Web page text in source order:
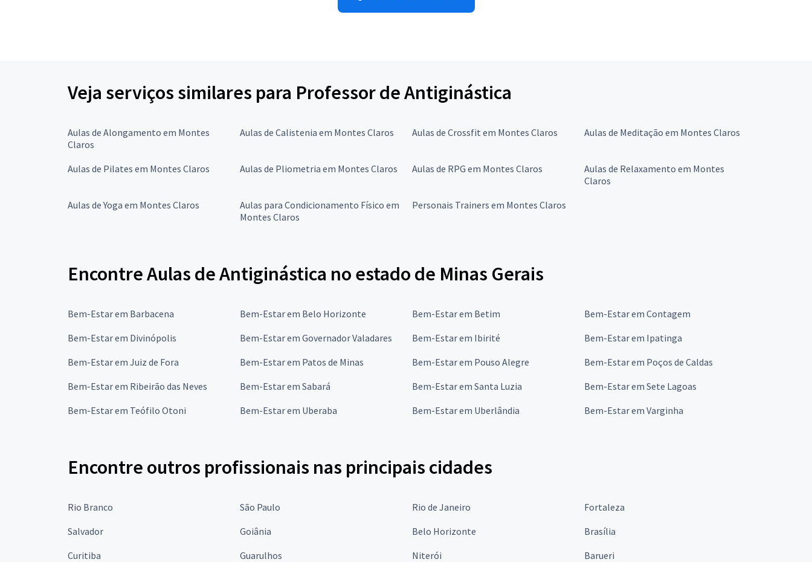
Veja serviços similares para Professor de Antiginástica
Aulas de Alongamento em Montes
Claros
Aulas de Calistenia em Montes Claros Aulas de Crossfit em Montes Claros Aulas de Meditação em Montes Claros
Aulas de Pilates em Montes Claros Aulas de Pliometria em Montes Claros Aulas de RPG em Montes Claros
Aulas de Relaxamento em Montes
Claros
Aulas de Yoga em Montes Claros
Aulas para Condicionamento Físico em
Montes Claros
Personais Trainers em Montes Claros
Encontre Aulas de Antiginástica no estado de Minas Gerais
Bem-Estar em Barbacena Bem-Estar em Belo Horizonte Bem-Estar em Betim
Bem-Estar em Contagem
Bem-Estar em Divinópolis
Bem-Estar em Governador Valadares Bem-Estar em Ibirité
Bem-Estar em Ipatinga
Bem-Estar em Juiz de Fora
Bem-Estar em Patos de Minas Bem-Estar em Pouso Alegre
Bem-Estar em Poços de Caldas
Bem-Estar em Ribeirão das Neves
Bem-Estar em Sabará Bem-Estar em Santa Luzia
Bem-Estar em Sete Lagoas
Bem-Estar em Teófilo Otoni
Bem-Estar em Uberaba Bem-Estar em Uberlândia Bem-Estar em Varginha
Encontre outros profissionais nas principais cidades
Rio Branco São Paulo Rio de Janeiro
Fortaleza
Salvador
Goiânia Belo Horizonte
Brasília
Curitiba
Guarulhos Niterói
Barueri